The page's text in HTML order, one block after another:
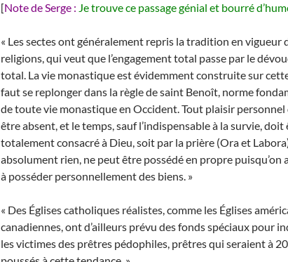
[Note de Serge : Je trouve ce passage génial et bourré
« Les sectes ont généralement repris la tradition en vigueur
religions, qui veut que l’engagement total passe par le
total. La vie monastique est évidemment construite sur
faut se replonger dans la règle de saint Benoît, norme
de toute vie monastique en Occident. Tout plaisir personnel
être absent, et le temps, sauf l’indispensable à la survie, doit
totalement consacré à Dieu, soit par la prière (Ora et
absolument rien, ne peut être possédé en propre puisqu’on
à posséder personnellement des biens. »
« Des Églises catholiques réalistes, comme les Églises
canadiennes, ont d’ailleurs prévu des fonds spéciaux pour
les victimes des prêtres pédophiles, prêtres qui seraient à